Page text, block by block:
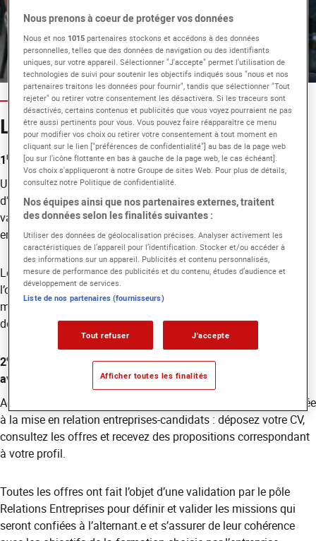
Lancez-vous !
1re
étape : votre profil
Un entretien approfondi permet de rebalayer votre profil et
d’identifier vos points forts et vos aptitudes opérationnelles à
valoriser lors de vos candidatures auprès de potentiels
employeurs.
Le pôle Relations Entreprises vous accompagne alors dans
l’optimisation de votre CV et la préparation de la lettre de
motivation que vous ajusterez en fonction des entreprises et
des postes sur lesquels vous vous positionnerez.
2e
étape : candidatez aux offres des entreprises partenaires
avec Ymatch
Accédez aux offres EICAR grâce à la
dédiée
à la mise en relation entreprises-candidats : déposez votre CV,
consultez les offres et recevez des propositions correspondant
à votre profil.
Toutes les offres ont fait l’objet d’une validation par le pôle
Relations Entreprises pour définir et valider les missions qui
seront confiées à l’alternant.e et s’assurer de leur cohérence
Nous prenons à coeur de protéger vos données
Nous et nos 1015 partenaires stockons et accédons à des données
personnelles, telles que des données de navigation ou des identifiants
uniques, sur votre appareil. Sélectionner "J'accepte" permet l'utilisation de
technologies de suivi pour soutenir les objectifs indiqués sous "nous et nos
partenaires traitons les données pour fournir", tandis que sélectionner "Tout
rejeter" ou retirer votre consentement les désactivera. Si les traceurs sont
désactivés, certains contenus et publicités que vous voyez pourraient ne pas
être aussi pertinents pour vous. Vous pouvez faire réapparaître ce menu
pour modifier vos choix ou retirer votre consentement à tout moment en
cliquant sur le lien ["préférences de confidentialité"] au bas de la page web
[ou sur l'icône flottante en bas à gauche de la page web, le cas échéant].
Vos choix s'appliqueront à notre Groupe de sites Web. Pour plus de détails,
consultez notre Politique de confidentialité.
Nos équipes ainsi que nos partenaires externes, traitent
des données selon les finalités suivantes :
Utiliser des données de géolocalisation précises. Analyser activement les
caractéristiques de l’appareil pour l’identification. Stocker et/ou accéder à
des informations sur un appareil. Publicités et contenu personnalisés,
mesure de performance des publicités et du contenu, études d’audience et
développement de services.
Liste de nos partenaires (fournisseurs)
Tout refuser J'accepte
Afficher toutes les finalités